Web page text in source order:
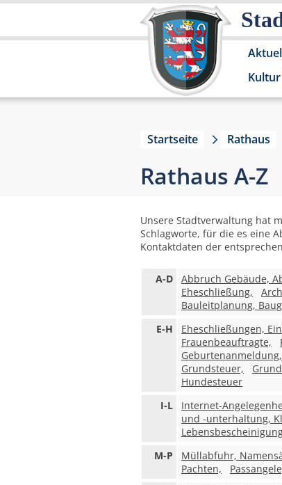
Startseite Rathaus
Rathaus A-Z
Unsere Stadtverwaltung hat
Schlagworte, für die es eine
Kontaktdaten der
A-D Abbruch Gebäude,
Eheschließung,
Bauleitplanung,
E-H
Eheschließungen,
Frauenbeauftragte,
Grundsteuer,
Hundesteuer
I-L
Internet-
und -unterhaltung,
M-P
Müllabfuhr,
Pachten,